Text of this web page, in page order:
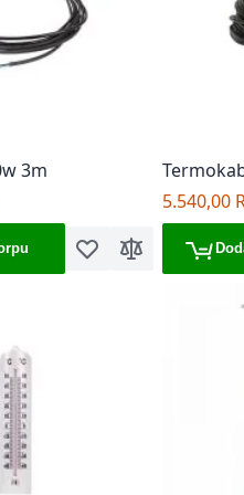
3m
Dodaj u listu želja
Dodaj za
5.540,00